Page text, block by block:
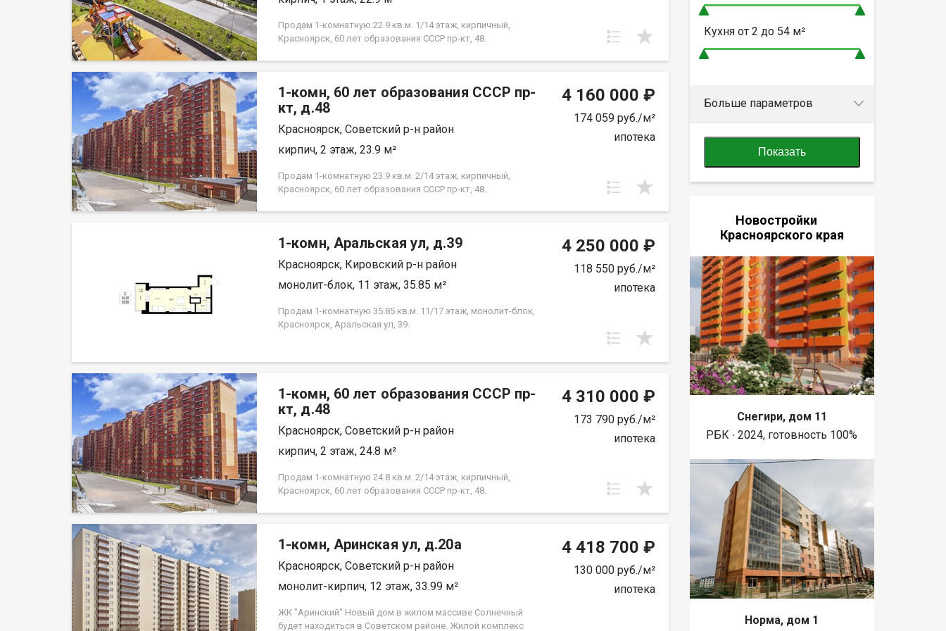
для комфортного проживания. Условия продажи:
договоренности.
Продам 1-комнатную 22.9 кв.м. 1/14 этаж, кирпичный,
Красноярск, 60 лет образования СССР пр-кт, 48.
1-комн, 60 лет образования СССР пр-
кт, д.48
Красноярск, Советский р-н район
кирпич, 2 этаж, 23.9 м²
Продам 1-комнатную 23.9 кв.м. 2/14 этаж, кирпичный,
Красноярск, 60 лет образования СССР пр-кт, 48.
4 160 000 ₽
174 059 руб./м²
ипотека
1-комн, Аральская ул, д.39
Красноярск, Кировский р-н район
монолит-блок, 11 этаж, 35.85 м²
Продам 1-комнатную 35.85 кв.м. 11/17 этаж, монолит-блок,
Красноярск, Аральская ул, 39.
4 250 000 ₽
118 550 руб./м²
ипотека
1-комн, 60 лет образования СССР пр-
кт, д.48
Красноярск, Советский р-н район
кирпич, 2 этаж, 24.8 м²
Продам 1-комнатную 24.8 кв.м. 2/14 этаж, кирпичный,
Красноярск, 60 лет образования СССР пр-кт, 48.
4 310 000 ₽
173 790 руб./м²
ипотека
1-комн, Аринская ул, д.20а
Красноярск, Советский р-н район
монолит-кирпич, 12 этаж, 33.99 м²
ЖК "Аринский" Новый дом в жилом массиве Солнечный
будет находиться в Советском районе. Жилой комплекс
4 418 700 ₽
130 000 руб./м²
ипотека
Кухня от 2 до 54м²
Больше параметров
Показать
Новостройки
Красноярского края
Снегири, дом 11
РБК ∙ 2024, готовность 100%
Норма, дом 1